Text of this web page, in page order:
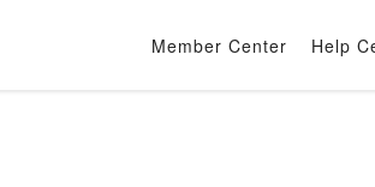
Member Center Help